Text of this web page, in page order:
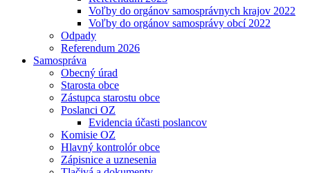
Voľby do orgánov samosprávnych krajov 2022
Voľby do orgánov samosprávy obcí 2022
Odpady
Referendum 2026
Samospráva
Obecný úrad
Starosta obce
Zástupca starostu obce
Poslanci OZ
Evidencia účasti poslancov
Komisie OZ
Hlavný kontrolór obce
Zápisnice a uznesenia